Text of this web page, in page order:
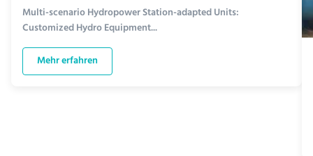
Multi-scenario Hydropower Station-adapted Units:
Customized Hydro Equipment...
Mehr erfahren